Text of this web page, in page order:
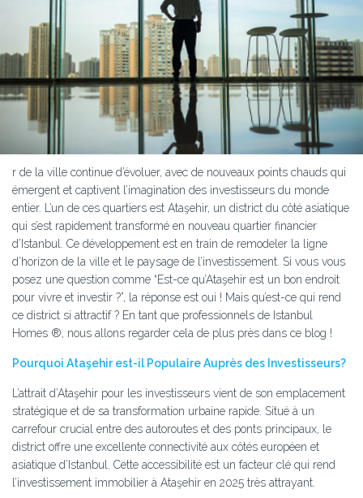
r de la ville continue d’évoluer, avec de nouveaux points chauds qui
émergent et captivent l’imagination des investisseurs du monde
entier. L’un de ces quartiers est Ataşehir, un district du côté asiatique
qui s’est rapidement transformé en nouveau quartier financier
d’Istanbul. Ce développement est en train de remodeler la ligne
d’horizon de la ville et le paysage de l’investissement. Si vous vous
posez une question comme “Est-ce qu’Ataşehir est un bon endroit
pour vivre et investir ?”, la réponse est oui ! Mais qu’est-ce qui rend
ce district si attractif ? En tant que professionnels de Istanbul
Homes ®, nous allons regarder cela de plus près dans ce blog !
Pourquoi Ataşehir est-il Populaire Auprès des Investisseurs?
L’attrait d’Ataşehir pour les investisseurs vient de son emplacement
stratégique et de sa transformation urbaine rapide. Situé à un
carrefour crucial entre des autoroutes et des ponts principaux, le
district offre une excellente connectivité aux côtés européen et
asiatique d’Istanbul. Cette accessibilité est un facteur clé qui rend
l’investissement immobilier à Ataşehir en 2025 très attrayant.